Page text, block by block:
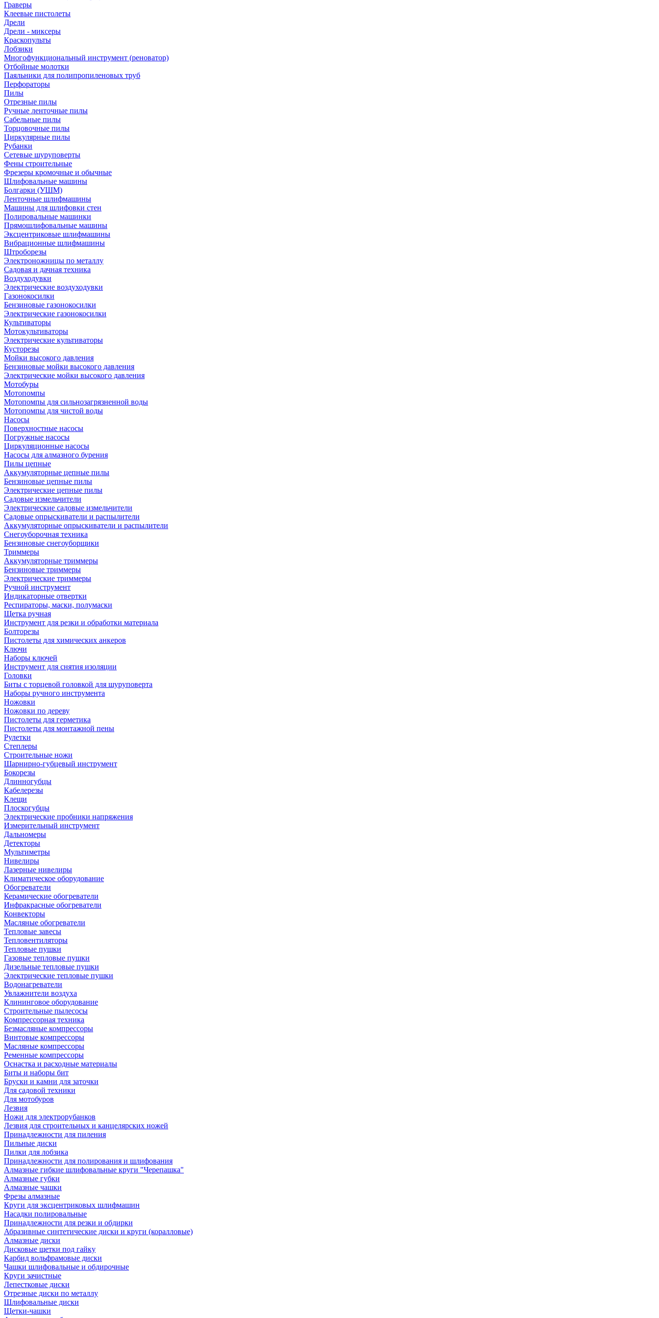
Граверы
Клеевые пистолеты
Дрели
Дрели - миксеры
Краскопульты
Лобзики
Многофункциональный инструмент (реноватор)
Отбойные молотки
Паяльники для полипропиленовых труб
Перфораторы
Пилы
Отрезные пилы
Ручные ленточные пилы
Сабельные пилы
Торцовочные пилы
Циркулярные пилы
Рубанки
Сетевые шуруповерты
Фены строительные
Фрезеры кромочные и обычные
Шлифовальные машины
Болгарки (УШМ)
Ленточные шлифмашины
Машины для шлифовки стен
Полировальные машинки
Прямошлифовальные машины
Эксцентриковые шлифмашины
Вибрационные шлифмашины
Штроборезы
Электроножницы по металлу
Садовая и дачная техника
Воздуходувки
Электрические воздуходувки
Газонокосилки
Бензиновые газонокосилки
Электрические газонокосилки
Культиваторы
Мотокультиваторы
Электрические культиваторы
Кусторезы
Мойки высокого давления
Бензиновые мойки высокого давления
Электрические мойки высокого давления
Мотобуры
Мотопомпы
Мотопомпы для сильнозагрязненной воды
Мотопомпы для чистой воды
Насосы
Поверхностные насосы
Погружные насосы
Циркуляционные насосы
Насосы для алмазного бурения
Пилы цепные
Аккумуляторные цепные пилы
Бензиновые цепные пилы
Электрические цепные пилы
Садовые измельчители
Электрические садовые измельчители
Садовые опрыскиватели и распылители
Аккумуляторные опрыскиватели и распылители
Снегоуборочная техника
Бензиновые снегоуборщики
Триммеры
Аккумуляторные триммеры
Бензиновые триммеры
Электрические триммеры
Ручной инструмент
Индикаторные отвертки
Респираторы, маски, полумаски
Щетка ручная
Инструмент для резки и обработки материала
Болторезы
Пистолеты для химических анкеров
Ключи
Наборы ключей
Инструмент для снятия изоляции
Головки
Биты с торцевой головкой для шуруповерта
Наборы ручного инструмента
Ножовки
Ножовки по дереву
Пистолеты для герметика
Пистолеты для монтажной пены
Рулетки
Степлеры
Строительные ножи
Шарнирно-губцевый инструмент
Бокорезы
Длинногубцы
Кабелерезы
Клещи
Плоскогубцы
Электрические пробники напряжения
Измерительный инструмент
Дальномеры
Детекторы
Мультиметры
Нивелиры
Лазерные нивелиры
Климатическое оборудование
Обогреватели
Керамические обогреватели
Инфракрасные обогреватели
Конвекторы
Масляные обогреватели
Тепловые завесы
Тепловентиляторы
Тепловые пушки
Газовые тепловые пушки
Дизельные тепловые пушки
Электрические тепловые пушки
Водонагреватели
Увлажнители воздуха
Клининговое оборудование
Строительные пылесосы
Компрессорная техника
Безмасляные компрессоры
Винтовые компрессоры
Масляные компрессоры
Ременные компрессоры
Оснастка и расходные материалы
Биты и наборы бит
Бруски и камни для заточки
Для садовой техники
Для мотобуров
Лезвия
Ножи для электрорубанков
Лезвия для строительных и канцелярских ножей
Принадлежности для пиления
Пильные диски
Пилки для лобзика
Принадлежности для полирования и шлифования
Алмазные гибкие шлифовальные круги "Черепашка"
Алмазные губки
Алмазные чашки
Фрезы алмазные
Круги для эксцентриковых шлифмашин
Насадки полировальные
Принадлежности для резки и обдирки
Абразивные синтетические диски и круги (коралловые)
Алмазные диски
Дисковые щетки под гайку
Карбид вольфрамовые диски
Чашки шлифовальные и обдирочные
Круги зачистные
Лепестковые диски
Отрезные диски по металлу
Шлифовальные диски
Щетки-чашки